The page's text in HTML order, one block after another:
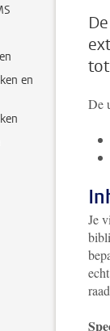
en
De
Je